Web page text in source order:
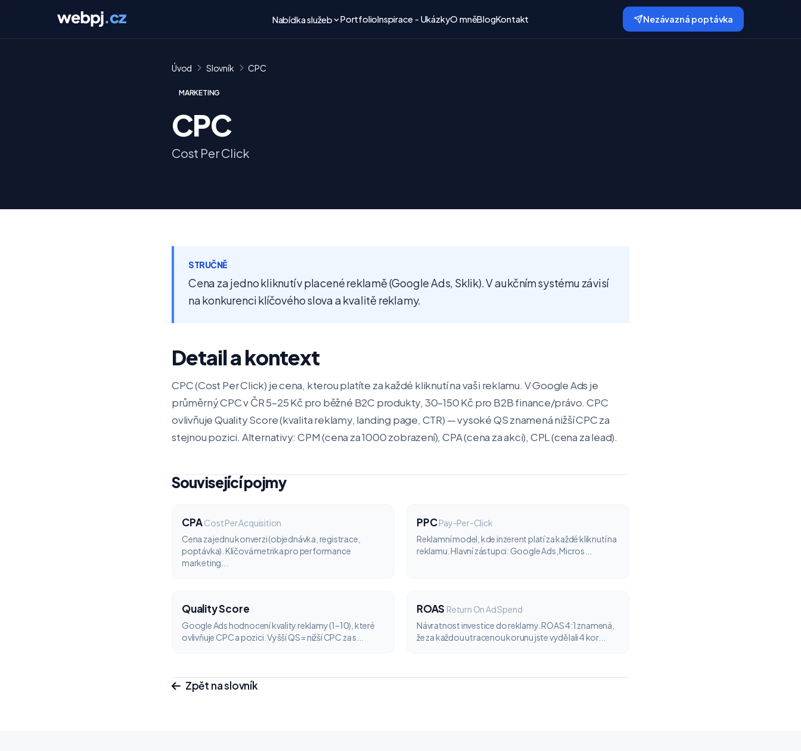
Nabídka služeb PortfolioInspirace - UkázkyO mněBlogKontakt Nezávazná poptávka
Úvod Slovník CPC
MARKETING
CPC
Cost Per Click
STRUČNĚ
Cena za jedno kliknutí v placené reklamě (Google Ads, Sklik). V aukčním systému závisí
na konkurenci klíčového slova a kvalitě reklamy.
Detail a kontext
CPC (Cost Per Click) je cena, kterou platíte za každé kliknutí na vaši reklamu. V Google Ads je
průměrný CPC v ČR 5–25 Kč pro běžné B2C produkty, 30–150 Kč pro B2B finance/právo. CPC
ovlivňuje Quality Score (kvalita reklamy, landing page, CTR) — vysoké QS znamená nižší CPC za
stejnou pozici. Alternativy: CPM (cena za 1000 zobrazení), CPA (cena za akci), CPL (cena za lead).
Související pojmy
CPACost Per Acquisition
Cena za jednu konverzi (objednávka, registrace,
poptávka). Klíčová metrika pro performance
marketing...
PPCPay-Per-Click
Reklamní model, kde inzerent platí za každé kliknutí na
reklamu. Hlavní zástupci: Google Ads, Micros...
Quality Score
Google Ads hodnocení kvality reklamy (1–10), které
ovlivňuje CPC a pozici. Vyšší QS = nižší CPC za s...
ROAS Return On Ad Spend
Návratnost investice do reklamy. ROAS 4:1 znamená,
že za každou utracenou korunu jste vydělali 4 kor...
Zpět na slovník